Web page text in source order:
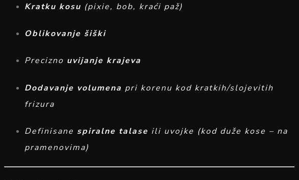
Kratku kosu (pixie, bob, kraći paž)
Oblikovanje šiški
Precizno uvijanje krajeva
Dodavanje volumena pri korenu kod kratkih/slojevitih
frizura
Definisane spiralne talase ili uvojke (kod duže kose – na
pramenovima)